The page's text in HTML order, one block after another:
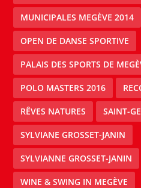
MUNICIPALES MEGÈVE 2014
OPEN DE DANSE SPORTIVE
PALAIS DES SPORTS DE
POLO MASTERS 2016
RÊVES NATURES SAINT-
SYLVIANE GROSSET-JANIN
SYLVIANNE GROSSET-JANIN
WINE & SWING IN MEGÈVE